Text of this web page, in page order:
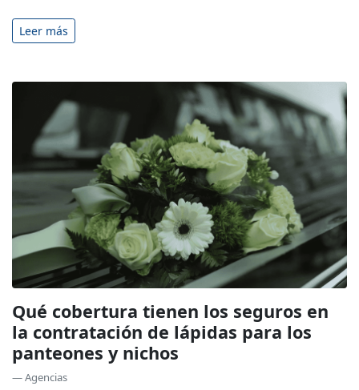
Leer más
Qué cobertura tienen los seguros en
la contratación de lápidas para los
panteones y nichos
— Agencias